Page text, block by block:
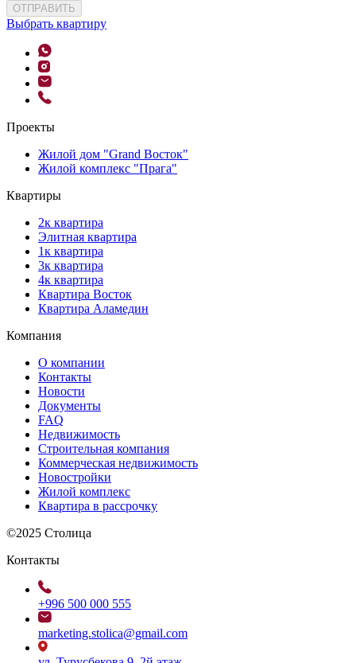
ОТПРАВИТЬ
Выбрать квартиру
Проекты
Жилой дом "Grand Восток"
Жилой комплекс "Прага"
Квартиры
2к квартира
Элитная квартира
1к квартира
3к квартира
4к квартира
Квартира Восток
Квартира Аламедин
Компания
О компании
Контакты
Новости
Документы
FAQ
Недвижимость
Строительная компания
Коммерческая недвижимость
Новостройки
Жилой комплекс
Квартира в рассрочку
©2025 Столица
Контакты
+996 500 000 555
marketing.stolica@gmail.com